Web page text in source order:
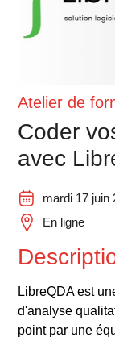
Atelier de
Coder
avec
mardi 17 juin
En ligne
LibreQDA est
d'analyse
point par une